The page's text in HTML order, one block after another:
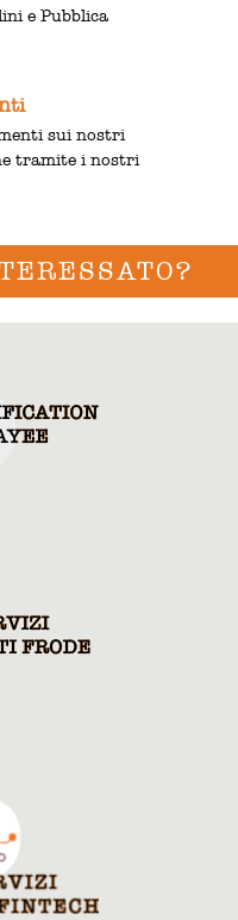
e Pubblica
sui nostri
tramite i nostri